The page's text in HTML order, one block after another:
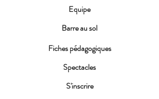
Equipe
Barre au sol
Fiches pédagogiques
Spectacles
S'inscrire